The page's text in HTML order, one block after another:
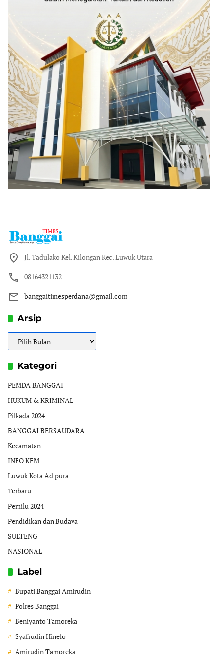
Jl. Tadulako Kel. Kilongan Kec. Luwuk Utara
08164321132
banggaitimesperdana@gmail.com
Arsip
Arsip
Kategori
PEMDA BANGGAI
HUKUM & KRIMINAL
Pilkada 2024
BANGGAI BERSAUDARA
Kecamatan
INFO KFM
Luwuk Kota Adipura
Terbaru
Pemilu 2024
Pendidikan dan Budaya
SULTENG
NASIONAL
Label
Bupati Banggai Amirudin
Polres Banggai
Beniyanto Tamoreka
Syafrudin Hinelo
Amirudin Tamoreka